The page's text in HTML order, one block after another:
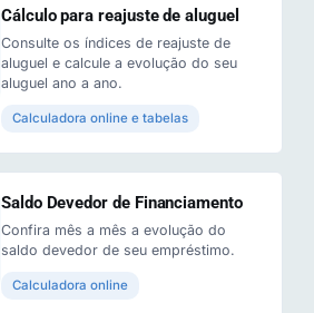
Cálculo para reajuste de aluguel
Consulte os índices de reajuste de
aluguel e calcule a evolução do seu
aluguel ano a ano.
Calculadora online e tabelas
Saldo Devedor de Financiamento
Confira mês a mês a evolução do
saldo devedor de seu empréstimo.
Calculadora online